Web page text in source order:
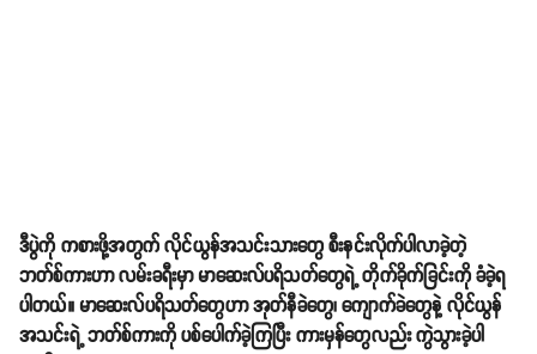
ဒီပွဲကို ကစားဖို့အတွက် လိုင်ယွန်အသင်းသားတွေ စီးနင်းလိုက်ပါလာခဲ့တဲ့
ဘတ်စ်ကားဟာ လမ်းခရီးမှာ မာဆေးလ်ပရိသတ်တွေရဲ့ တိုက်ခိုက်ခြင်းကို ခံခဲ့ရ
ပါတယ်။ မာဆေးလ်ပရိသတ်တွေဟာ အုတ်နီခဲတွေ၊ ကျောက်ခဲတွေနဲ့ လိုင်ယွန်
အသင်းရဲ့ ဘတ်စ်ကားကို ပစ်ပေါက်ခဲ့ကြပြီး ကားမှန်တွေလည်း ကွဲသွားခဲ့ပါ